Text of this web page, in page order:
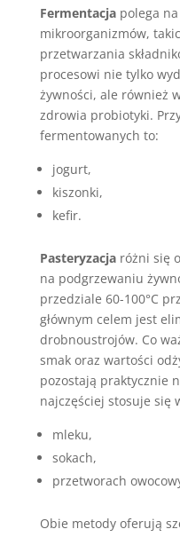
Fermentacjapolega na
mikroorganizmów,
przetwarzania
procesowi nie tylko
żywności, ale również
zdrowia probiotyki.
fermentowanych to:
jogurt,
kiszonki,
kefir.
Pasteryzacjaróżni się
na podgrzewaniu
przedziale 60-100°C
głównym celem jest
drobnoustrojów. Co
smak oraz wartości
pozostają praktycznie
najczęściej stosuje się
mleku,
sokach,
przetworach
Obie metody oferują